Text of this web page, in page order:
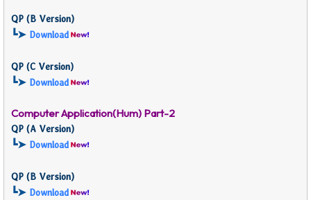
QP (B Version)
┗➤ Download
QP (C Version)
┗➤ Download
Computer Application(Hum) Part-2
QP (A Version)
┗➤ Download
QP (B Version)
┗➤ Download